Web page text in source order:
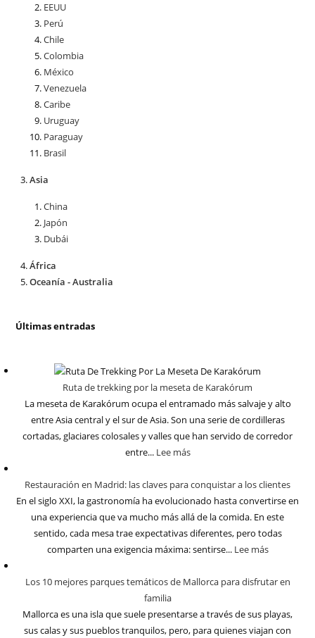
EEUU
Perú
Chile
Colombia
México
Venezuela
Caribe
Uruguay
Paraguay
Brasil
Asia
China
Japón
Dubái
África
Oceanía - Australia
Últimas entradas
Ruta de trekking por la meseta de Karakórum
La meseta de Karakórum ocupa el entramado más salvaje y alto
entre Asia central y el sur de Asia. Son una serie de cordilleras
cortadas, glaciares colosales y valles que han servido de corredor
entre... Lee más
Restauración en Madrid: las claves para conquistar a los clientes
En el siglo XXI, la gastronomía ha evolucionado hasta convertirse en
una experiencia que va mucho más allá de la comida. En este
sentido, cada mesa trae expectativas diferentes, pero todas
comparten una exigencia máxima: sentirse... Lee más
Los 10 mejores parques temáticos de Mallorca para disfrutar en
familia
Mallorca es una isla que suele presentarse a través de sus playas,
sus calas y sus pueblos tranquilos, pero, para quienes viajan con